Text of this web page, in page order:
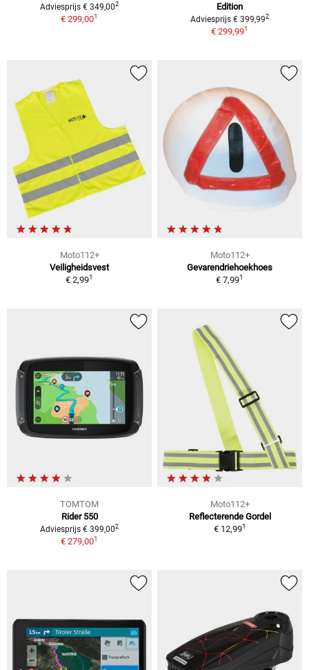
Adviesprijs € 349,002
€ 299,001
Edition
Adviesprijs € 399,992
€ 299,991
Moto112+
Veiligheidsvest
€ 2,991
Moto112+
Gevarendriehoekhoes
€ 7,991
TOMTOM
Rider 550
Adviesprijs € 399,002
€ 279,001
Moto112+
Reflecterende Gordel
€ 12,991